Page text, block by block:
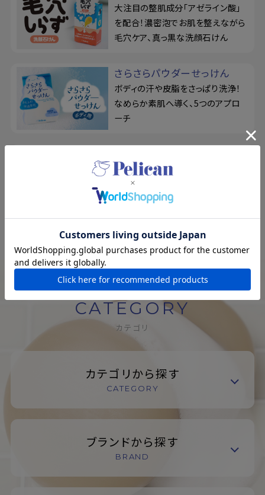
大注目の整肌成分「アゼライン酸」
を配合！濃密泡でお肌を整えながら
毛穴ケア、真っ黒な洗顔石けん
さらさらパウダーせっけん
ボディの汗や皮脂をさっぱり洗浄！
なめらか素肌へ導く、5つのアプロ
ーチ
100人のユーザーの意見を取り入れ
て開発！メイクも落とせる、洗顔せっ
けん＆洗顔ブラシ
CATEGORY
カテゴリ
カテゴリから探す
CATEGORY
ブランドから探す
BRAND